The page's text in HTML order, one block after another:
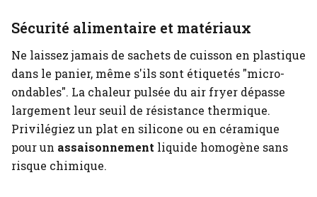
Sécurité alimentaire et matériaux
Ne laissez jamais de sachets de cuisson en plastique
dans le panier, même s'ils sont étiquetés "micro-
ondables". La chaleur pulsée du air fryer dépasse
largement leur seuil de résistance thermique.
Privilégiez un plat en silicone ou en céramique
pour un assaisonnement liquide homogène sans
risque chimique.